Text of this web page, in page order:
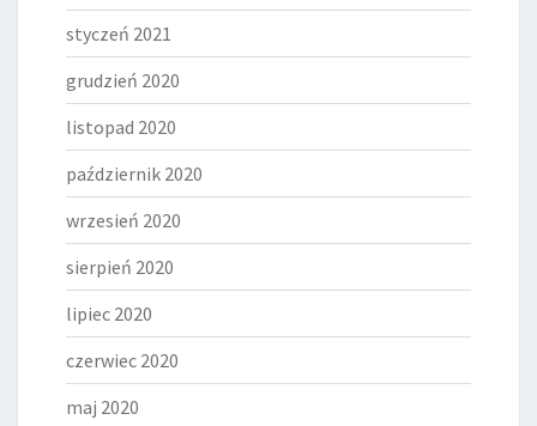
styczeń 2021
grudzień 2020
listopad 2020
październik 2020
wrzesień 2020
sierpień 2020
lipiec 2020
czerwiec 2020
maj 2020